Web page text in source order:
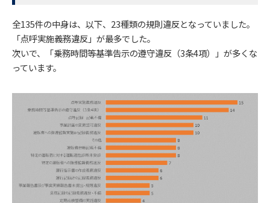
全135件の中身は、以下、23種類の規則違反となっていました。
「点呼実施義務違反」が最多でした。
次いで、「乗務時間等基準告示の遵守違反（3条4項）」が多くな
っています。